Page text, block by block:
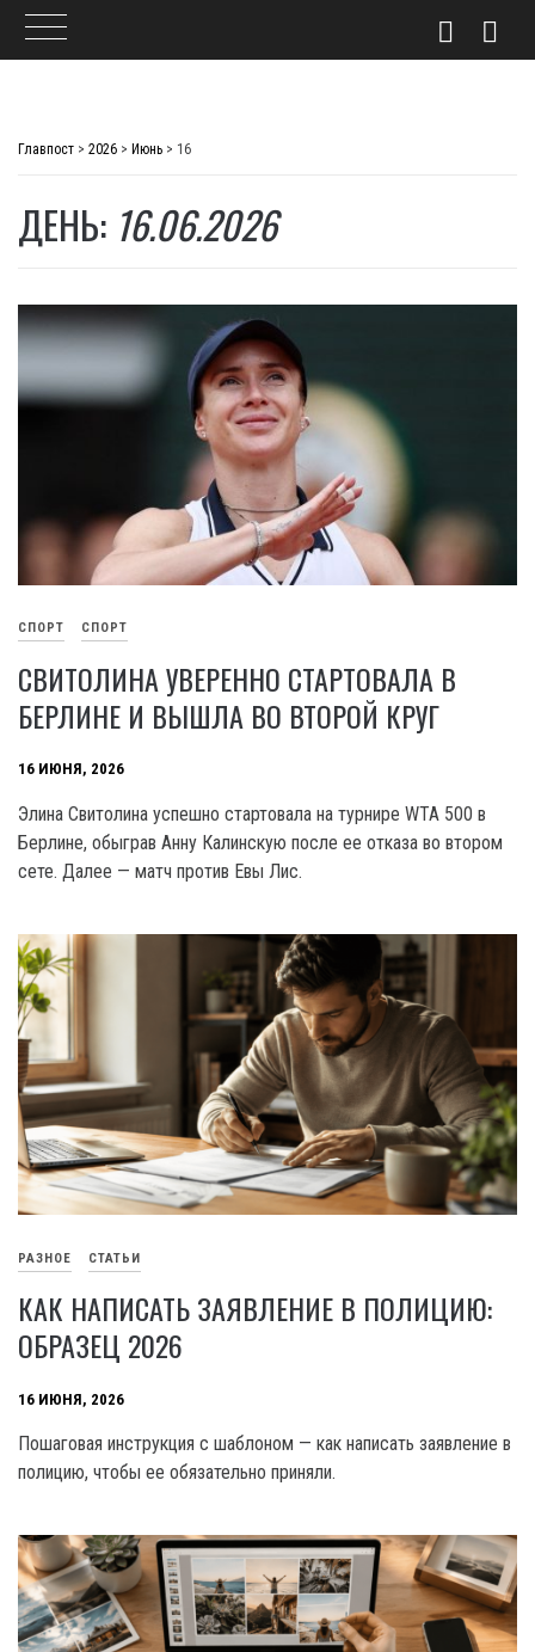
Главпост > 2026 > Июнь > 16
ДЕНЬ: 16.06.2026
СПОРТ СПОРТ
СВИТОЛИНА УВЕРЕННО СТАРТОВАЛА В
БЕРЛИНЕ И ВЫШЛА ВО ВТОРОЙ КРУГ
16 ИЮНЯ, 2026
Элина Свитолина успешно стартовала на турнире WTA 500 в
Берлине, обыграв Анну Калинскую после ее отказа во втором
сете. Далее — матч против Евы Лис.
РАЗНОЕ СТАТЬИ
КАК НАПИСАТЬ ЗАЯВЛЕНИЕ В ПОЛИЦИЮ:
ОБРАЗЕЦ 2026
16 ИЮНЯ, 2026
Пошаговая инструкция с шаблоном — как написать заявление в
полицию, чтобы ее обязательно приняли.